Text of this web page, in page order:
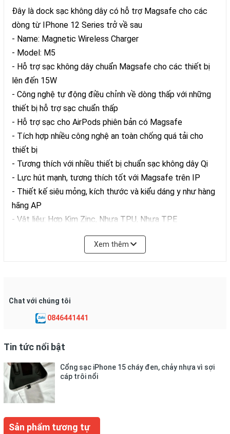
Đây là dock sạc không dây có hỗ trợ Magsafe cho các
dòng từ IPhone 12 Series trở về sau
- Name: Magnetic Wireless Charger
- Model: M5
- Hỗ trợ sạc không dây chuẩn Magsafe cho các thiết bị
lên đến 15W
- Công nghệ tự động điều chỉnh về dòng thấp với những
thiết bị hỗ trợ sạc chuẩn thấp
- Hỗ trợ sạc cho AirPods phiên bản có Magsafe
- Tích hợp nhiều công nghệ an toàn chống quá tải cho
thiết bị
- Tương thích với nhiều thiết bị chuẩn sạc không dây Qi
- Lực hút mạnh, tương thích tốt với Magsafe trên IP
- Thiết kế siêu mỏng, kích thước và kiểu dáng y như hàng
hãng AP
- Vật liệu: Hợp Kim Zinc, Nhựa TPU, Nhựa TPE
- Input: 5V 3A / 9V 2.2A (sử dụng tốt khi dùng cốc sạc
Xem thêm
Chat với chúng tôi
0846441441
Tin tức nổi bật
Cổng sạc iPhone 15 cháy đen, chảy nhựa vì sợi
cáp trôi nổi
Sản phẩm tương tự